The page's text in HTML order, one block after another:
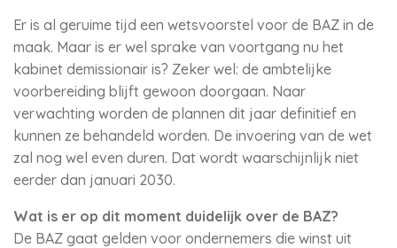
Er is al geruime tijd een wetsvoorstel voor de BAZ in de
maak. Maar is er wel sprake van voortgang nu het
kabinet demissionair is? Zeker wel: de ambtelijke
voorbereiding blijft gewoon doorgaan. Naar
verwachting worden de plannen dit jaar definitief en
kunnen ze behandeld worden. De invoering van de wet
zal nog wel even duren. Dat wordt waarschijnlijk niet
eerder dan januari 2030.
Wat is er op dit moment duidelijk over de BAZ?
De BAZ gaat gelden voor ondernemers die winst uit